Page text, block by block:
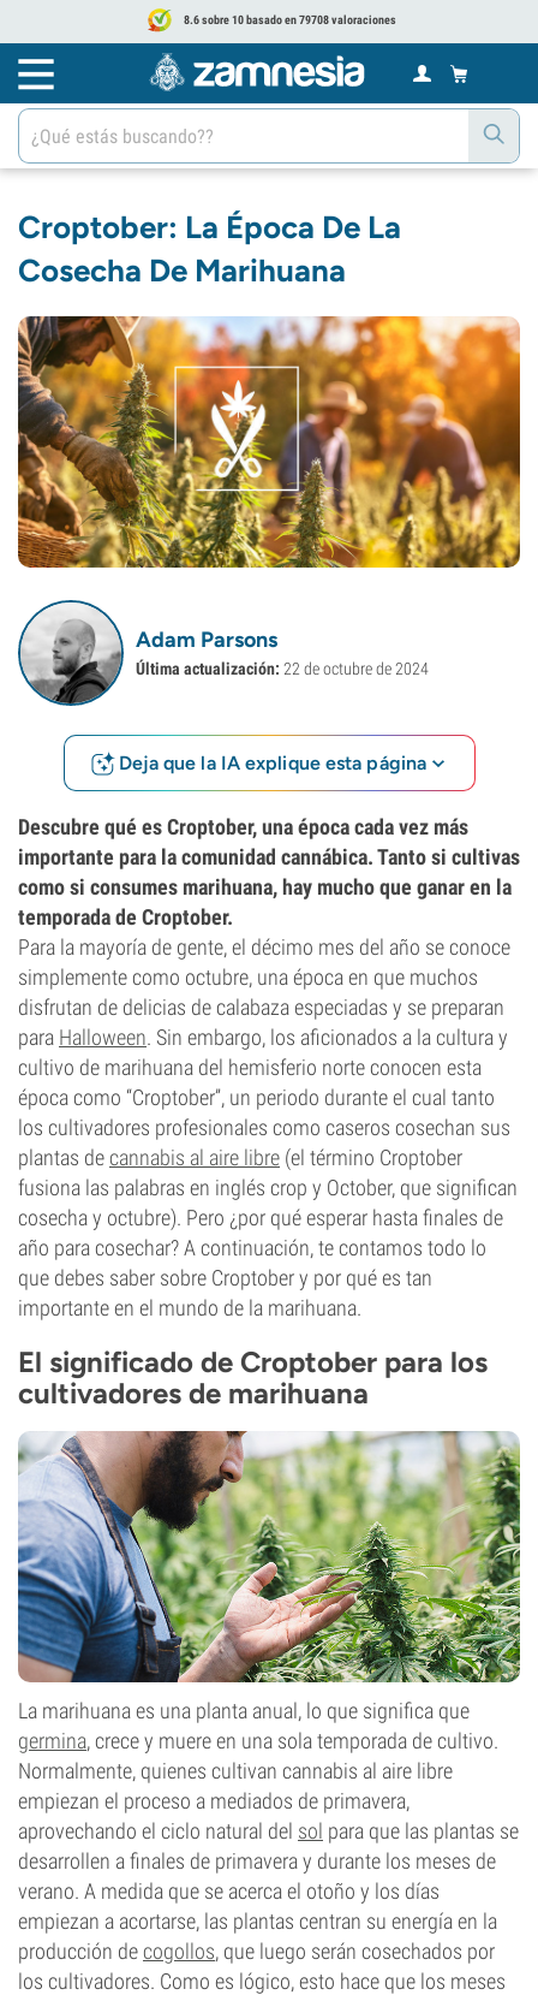
8.6 sobre 10 basado en 79708 valoraciones
Croptober: La Época De La
Cosecha De Marihuana
Adam Parsons
Última actualización: 22 de octubre de 2024
Deja que la IA explique esta página
Descubre qué es Croptober, una época cada vez más
importante para la comunidad cannábica. Tanto si cultivas
como si consumes marihuana, hay mucho que ganar en la
temporada de Croptober.
Para la mayoría de gente, el décimo mes del año se conoce
simplemente como octubre, una época en que muchos
disfrutan de delicias de calabaza especiadas y se preparan
para Halloween. Sin embargo, los aficionados a la cultura y
cultivo de marihuana del hemisferio norte conocen esta
época como “Croptober”, un periodo durante el cual tanto
los cultivadores profesionales como caseros cosechan sus
plantas decannabis al aire libre (el término Croptober
fusiona las palabras en inglés crop y October, que significan
cosecha y octubre). Pero ¿por qué esperar hasta finales de
año para cosechar? A continuación, te contamos todo lo
que debes saber sobre Croptober y por qué es tan
importante en el mundo de la marihuana.
El significado de Croptober para los
cultivadores de marihuana
La marihuana es una planta anual, lo que significa que
germina, crece y muere en una sola temporada de cultivo.
Normalmente, quienes cultivan cannabis al aire libre
empiezan el proceso a mediados de primavera,
aprovechando el ciclo natural del sol para que las plantas se
desarrollen a finales de primavera y durante los meses de
verano. A medida que se acerca el otoño y los días
empiezan a acortarse, las plantas centran su energía en la
producción decogollos, que luego serán cosechados por
los cultivadores. Como es lógico, esto hace que los meses